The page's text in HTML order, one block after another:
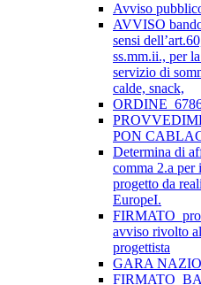
Avviso
AVVISO
sensi
ss.mm.ii., per
servizio di
calde, snack,
PON
Determina di
comma 2.a
progetto da
EuropeI.
avviso rivolto
progettista
GARA